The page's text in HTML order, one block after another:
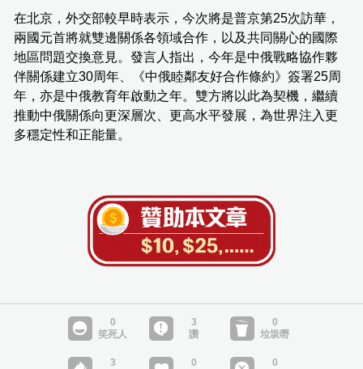
在北京，外交部較早時表示，今次將是普京第25次訪華，
兩國元首將就雙邊關係各領域合作，以及共同關心的國際
地區問題交換意見。發言人指出，今年是中俄戰略協作夥
伴關係建立30周年、《中俄睦鄰友好合作條約》簽署25周
年，亦是中俄教育年啟動之年。雙方將以此為契機，繼續
推動中俄關係向更深層次、更高水平發展，為世界注入更
多穩定性和正能量。